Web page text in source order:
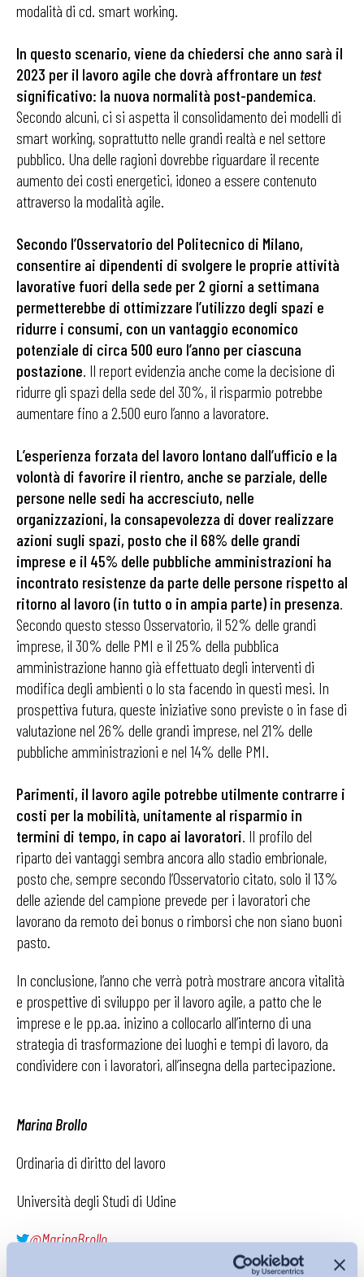
modalità di cd. smart working.
In questo scenario, viene da chiedersi che anno sarà il
2023 per il lavoro agile che dovrà affrontare un test
significativo: la nuova normalità post-pandemica.
Secondo alcuni, ci si aspetta il consolidamento dei modelli di
smart working, soprattutto nelle grandi realtà e nel settore
pubblico. Una delle ragioni dovrebbe riguardare il recente
aumento dei costi energetici, idoneo a essere contenuto
attraverso la modalità agile.
Secondo l’Osservatorio del Politecnico di Milano,
consentire ai dipendenti di svolgere le proprie attività
lavorative fuori della sede per 2 giorni a settimana
permetterebbe di ottimizzare l’utilizzo degli spazi e
ridurre i consumi, con un vantaggio economico
potenziale di circa 500 euro l’anno per ciascuna
postazione. Il report evidenzia anche come la decisione di
ridurre gli spazi della sede del 30%, il risparmio potrebbe
aumentare fino a 2.500 euro l’anno a lavoratore.
L’esperienza forzata del lavoro lontano dall’ufficio e la
volontà di favorire il rientro, anche se parziale, delle
persone nelle sedi ha accresciuto, nelle
organizzazioni, la consapevolezza di dover realizzare
azioni sugli spazi, posto che il 68% delle grandi
imprese e il 45% delle pubbliche amministrazioni ha
incontrato resistenze da parte delle persone rispetto al
ritorno al lavoro (in tutto o in ampia parte) in presenza.
Secondo questo stesso Osservatorio, il 52% delle grandi
imprese, il 30% delle PMI e il 25% della pubblica
amministrazione hanno già effettuato degli interventi di
modifica degli ambienti o lo sta facendo in questi mesi. In
prospettiva futura, queste iniziative sono previste o in fase di
valutazione nel 26% delle grandi imprese, nel 21% delle
pubbliche amministrazioni e nel 14% delle PMI.
Parimenti, il lavoro agile potrebbe utilmente contrarre i
costi per la mobilità, unitamente al risparmio in
termini di tempo, in capo ai lavoratori. Il profilo del
riparto dei vantaggi sembra ancora allo stadio embrionale,
posto che, sempre secondo l’Osservatorio citato, solo il 13%
delle aziende del campione prevede per i lavoratori che
lavorano da remoto dei bonus o rimborsi che non siano buoni
pasto.
In conclusione, l’anno che verrà potrà mostrare ancora vitalità
e prospettive di sviluppo per il lavoro agile, a patto che le
imprese e le pp.aa. inizino a collocarlo all’interno di una
strategia di trasformazione dei luoghi e tempi di lavoro, da
condividere con i lavoratori, all’insegna della partecipazione.
Marina Brollo
Ordinaria di diritto del lavoro
Università degli Studi di Udine
@MarinaBrollo